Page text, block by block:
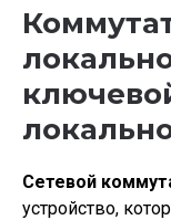
Сетевой
устройство,